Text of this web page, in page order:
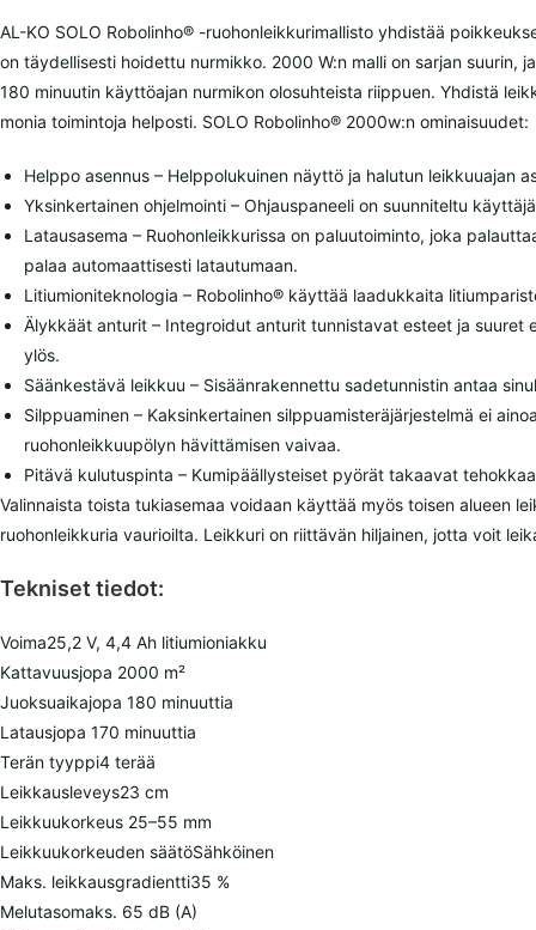
AL-KO SOLO Robolinho® -ruohonleikkurimallisto yhdistää
on täydellisesti hoidettu nurmikko. 2000 W:n malli on sarjan suurin,
180 minuutin käyttöajan nurmikon olosuhteista riippuen. Yhdistä
monia toimintoja helposti. SOLO Robolinho® 2000w:n ominaisuudet:
Helppo asennus – Helppolukuinen näyttö ja halutun leikkuuajan
Yksinkertainen ohjelmointi – Ohjauspaneeli on suunniteltu
Latausasema – Ruohonleikkurissa on paluutoiminto, joka
palaa automaattisesti latautumaan.
Litiumioniteknologia – Robolinho® käyttää laadukkaita
Älykkäät anturit – Integroidut anturit tunnistavat esteet ja suuret
ylös.
Säänkestävä leikkuu – Sisäänrakennettu sadetunnistin antaa
Silppuaminen – Kaksinkertainen silppuamisteräjärjestelmä ei
ruohonleikkuupölyn hävittämisen vaivaa.
Pitävä kulutuspinta – Kumipäällysteiset pyörät takaavat
Valinnaista toista tukiasemaa voidaan käyttää myös toisen alueen
ruohonleikkuria vaurioilta. Leikkuri on riittävän hiljainen, jotta voit
Tekniset tiedot:
Voima25,2 V, 4,4 Ah litiumioniakku
Kattavuusjopa 2000 m²
Juoksuaikajopa 180 minuuttia
Latausjopa 170 minuuttia
Terän tyyppi4 terää
Leikkausleveys23 cm
Leikkuukorkeus 25–55 mm
Leikkuukorkeuden säätöSähköinen
Maks. leikkausgradientti35 %
Melutasomaks. 65 dB (A)